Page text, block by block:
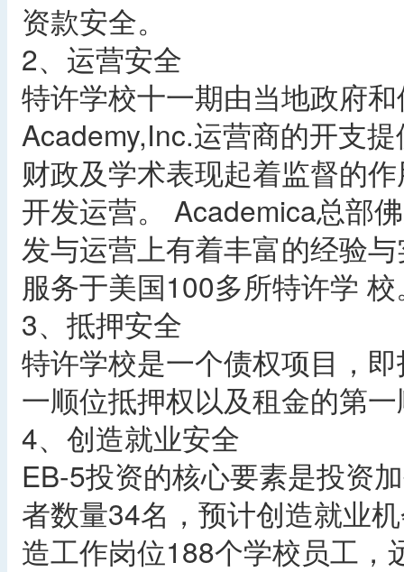
资款安全。
2、运营安全
特许学校十一期由当地政府
Academy,Inc.运营商的开支
财政及学术表现起着监督的
开发运营。 Academica总部
发与运营上有着丰富的经验
服务于美国100多所特许学 校
3、抵押安全
特许学校是一个债权项目，
一顺位抵押权以及租金的第
4、创造就业安全
EB-5投资的核心要素是投资
者数量34名，预计创造就业
造工作岗位188个学校员工，